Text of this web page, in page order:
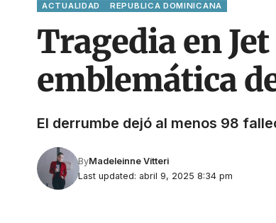
ACTUALIDAD REPUBLICA DOMINICANA
Tragedia en
emblemática
El derrumbe dejó al menos 98
Last updated: abril 9, 2025 8:34 pm
ByMadeleinne Vitteri